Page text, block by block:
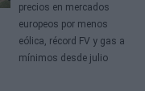
precios en mercados
europeos por menos
eólica, récord FV y gas a
mínimos desde julio